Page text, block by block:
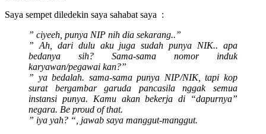
Saya sempet diledekin saya sahabat saya :
” ciyeeh, punya NIP nih dia sekarang..”
” Ah, dari dulu aku juga sudah punya NIK.. apa
bedanya sih? Sama-sama nomor induk
karyawan/pegawai kan?”
” ya bedalah. sama-sama punya NIP/NIK, tapi kop
surat bergambar garuda pancasila nggak semua
instansi punya. Kamu akan bekerja di “dapurnya”
negara. Be proud of that.
” iya yah? “, jawab saya manggut-manggut.